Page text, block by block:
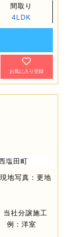
間取り
4LDK
お気に入り登録